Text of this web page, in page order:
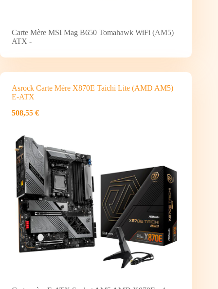
Carte Mère MSI Mag B650 Tomahawk WiFi (AM5)
ATX -
Asrock Carte Mère X870E Taichi Lite (AMD AM5)
E-ATX
508,55 €